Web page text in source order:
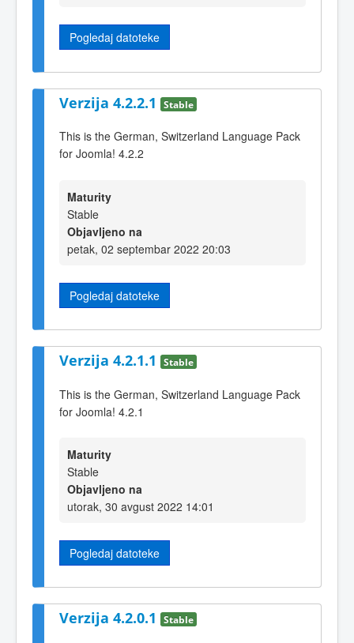
Pogledaj datoteke
Verzija 4.2.2.1 Stable
This is the German, Switzerland Language Pack
for Joomla! 4.2.2
Maturity
Stable
Objavljeno na
petak, 02 septembar 2022 20:03
Pogledaj datoteke
Verzija 4.2.1.1 Stable
This is the German, Switzerland Language Pack
for Joomla! 4.2.1
Maturity
Stable
Objavljeno na
utorak, 30 avgust 2022 14:01
Pogledaj datoteke
Verzija 4.2.0.1 Stable